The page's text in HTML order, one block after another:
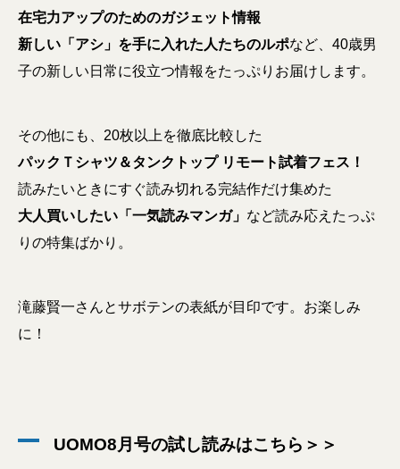
在宅力アップのためのガジェット情報
新しい「アシ」を手に入れた人たちのルポなど、40歳男
子の新しい日常に役立つ情報をたっぷりお届けします。
その他にも、20枚以上を徹底比較した
パックＴシャツ＆タンクトップ リモート試着フェス！
読みたいときにすぐ読み切れる完結作だけ集めた
大人買いしたい「一気読みマンガ」 など読み応えたっぷ
りの特集ばかり。
滝藤賢一さんとサボテンの表紙が目印です。お楽しみ
に！
UOMO8月号の試し読みはこちら＞＞